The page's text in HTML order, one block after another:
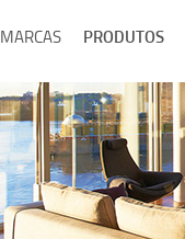
MARCAS PRODUTOS